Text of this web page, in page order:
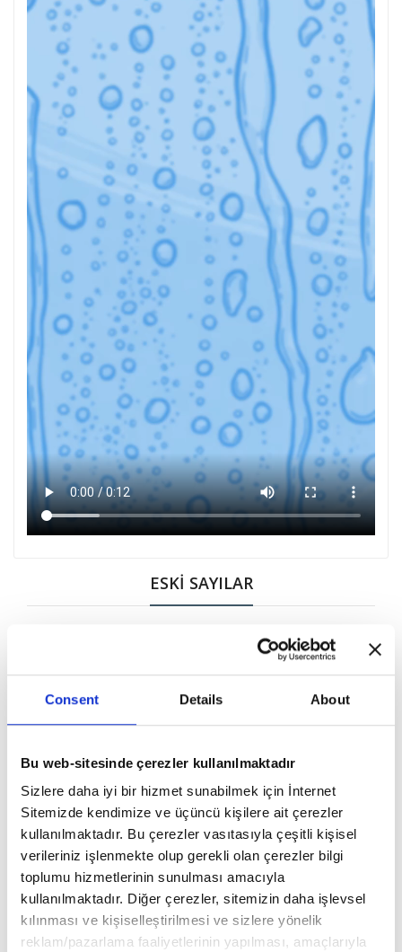
Consent Details About
Bu web-sitesinde çerezler kullanılmaktadır
Sizlere daha iyi bir hizmet sunabilmek için İnternet
Sitemizde kendimize ve üçüncü kişilere ait çerezler
kullanılmaktadır. Bu çerezler vasıtasıyla çeşitli kişisel
verileriniz işlenmekte olup gerekli olan çerezler bilgi
toplumu hizmetlerinin sunulması amacıyla
kullanılmaktadır. Diğer çerezler, sitemizin daha işlevsel
kılınması ve kişiselleştirilmesi ve sizlere yönelik
reklam/pazarlama faaliyetlerinin yapılması, amaçlarıyla
ESKİ SAYILAR
₺69.90
TEK SAYI
MİNİKA GO 26-01
₺69.90
TEK SAYI
MİNİKA GO 26-02